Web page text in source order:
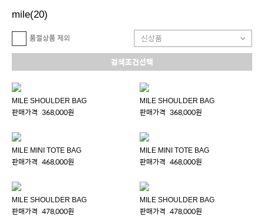
mile(20)
품절상품 제외
검색조건선택
MILE SHOULDER BAG
판매가격 368,000원
MILE SHOULDER BAG
판매가격 368,000원
MILE MINI TOTE BAG
판매가격 468,000원
MILE MINI TOTE BAG
판매가격 468,000원
MILE SHOULDER BAG
판매가격 478,000원
MILE SHOULDER BAG
판매가격 478,000원